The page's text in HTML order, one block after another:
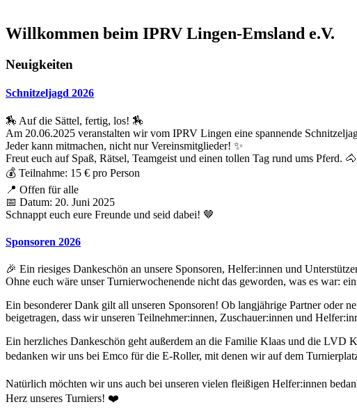
Willkommen beim IPRV Lingen-Emsland e.V.
Neuigkeiten
Schnitzeljagd 2026
🏇 Auf die Sättel, fertig, los! 🏇
Am 20.06.2025 veranstalten wir vom IPRV Lingen eine spannende
Jeder kann mitmachen, nicht nur Vereinsmitglieder! ✨
Freut euch auf Spaß, Rätsel, Teamgeist und einen tollen Tag rund ums Pferd. 🐴
💰 Teilnahme: 15 € pro Person
📍 Offen für alle
📅 Datum: 20. Juni 2025
Schnappt euch eure Freunde und seid dabei! 🤎
Sponsoren 2026
🎉 Ein riesiges Dankeschön an unsere Sponsoren, Helfer:innen und
Ohne euch wäre unser Turnierwochenende nicht das geworden, was es war:
Ein besonderer Dank gilt all unseren Sponsoren! Ob langjährige Partner oder
beigetragen, dass wir unseren Teilnehmer:innen, Zuschauer:innen und
Ein herzliches Dankeschön geht außerdem an die Familie Klaas und die LVD
bedanken wir uns bei Emco für die E-Roller, mit denen wir auf dem
Natürlich möchten wir uns auch bei unseren vielen fleißigen Helfer:innen
Herz unseres Turniers! ❤️